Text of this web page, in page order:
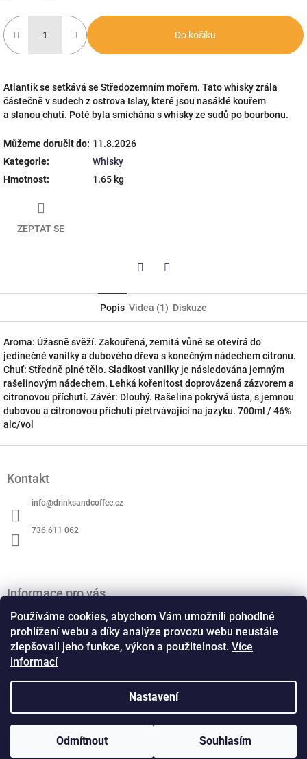
Používáme cookies, abychom Vám umožnili pohodlné
prohlížení webu a díky analýze provozu webu neustále
zlepšovali jeho funkce, výkon a použitelnost. Více
informací
Nastavení
Odmítnout Souhlasím
Do košíku
Atlantik se setkává se Středozemním mořem. Tato whisky zrála
částečně v sudech z ostrova Islay, které jsou nasáklé kouřem
a slanou chutí. Poté byla smíchána s whisky ze sudů po bourbonu.
Můžeme doručit do: 11.8.2026
Kategorie:
Whisky
Hmotnost: 1.65 kg
ZEPTAT SE
Popis Videa (1) Diskuze
Aroma: Úžasně svěží. Zakouřená, zemitá vůně se otevírá do
jedinečné vanilky a dubového dřeva s konečným nádechem citronu.
Chuť: Středně plné tělo. Sladkost vanilky je následována jemným
rašelinovým nádechem. Lehká kořenitost doprovázená zázvorem a
citronovou příchutí. Závěr: Dlouhý. Rašelina pokrývá ústa, s jemnou
dubovou a citronovou příchutí přetrvávající na jazyku. 700ml / 46%
alc/vol
Kontakt
info@drinksandcoffee.cz
736 611 062
Informace pro vás
O nás
Obchodní podmínky
Podmínky ochrany osobních údajů
Kontaktní formulář
Vytvořil Shoptet Copyright 2026 Drinks and Coffee. Všechna práva
vyhrazena.